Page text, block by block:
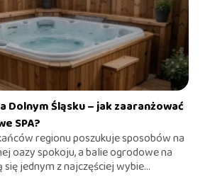
Dolnym Śląsku – jak zaaranżować
SPA?
regionu poszukuje sposobów na
oazy spokoju, a balie ogrodowe na
jednym z najczęściej wybie...